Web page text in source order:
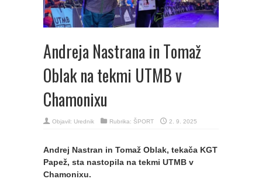
Andreja Nastrana in Tomaž
Oblak na tekmi UTMB v
Chamonixu
Objavil: Urednik Rubrika: ŠPORT 2. 9. 2025
Andrej Nastran in Tomaž Oblak, tekača KGT
Papež, sta nastopila na tekmi UTMB v
Chamonixu.